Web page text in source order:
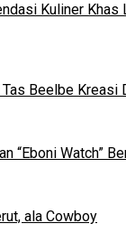
Kuliner Khas
Tas Beelbe Kreasi
“Eboni Watch”
ala Cowboy